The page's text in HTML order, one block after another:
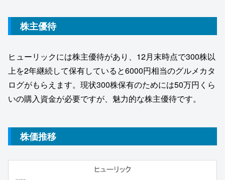
株主優待
ヒューリックには株主優待があり、12月末時点で300株以
上を2年継続して保有していると6000円相当のグルメカタ
ログがもらえます。現状300株保有のためには50万円くら
いの購入資金が必要ですが、魅力的な株主優待です。
株価推移